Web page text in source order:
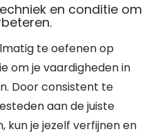
en conditie om
te oefenen op
om je vaardigheden in
Door consistent te
aan de juiste
kun je jezelf verfijnen en